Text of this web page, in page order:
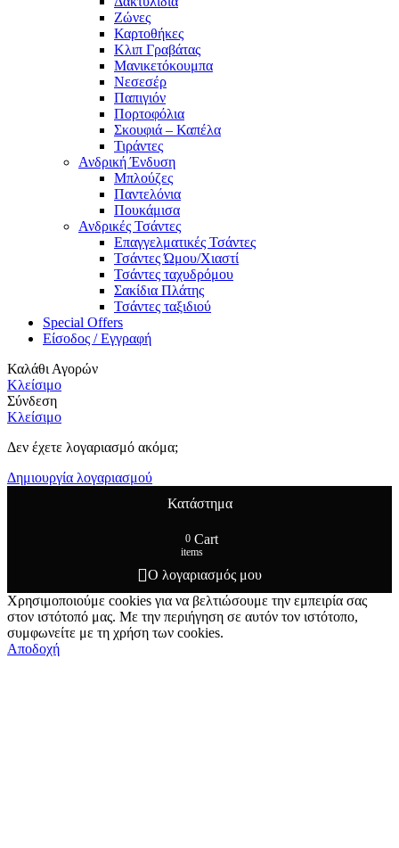
Ζώνες
Καρτοθήκες
Κλιπ Γραβάτας
Μανικετόκουμπα
Νεσεσέρ
Παπιγιόν
Πορτοφόλια
Σκουφιά – Καπέλα
Τιράντες
Ανδρική Ένδυση
Μπλούζες
Παντελόνια
Πουκάμισα
Ανδρικές Τσάντες
Επαγγελματικές Τσάντες
Τσάντες Ώμου/Χιαστί
Τσάντες ταχυδρόμου
Σακίδια Πλάτης
Τσάντες ταξιδιού
Special Offers
Είσοδος / Εγγραφή
Καλάθι Αγορών
Κλείσιμο
Σύνδεση
Κλείσιμο
Δεν έχετε λογαριασμό ακόμα;
Δημιουργία λογαριασμού
Κατάστημα
0
items
Cart
Ο λογαριασμός μου
Χρησιμοποιούμε cookies για να βελτιώσουμε την εμπειρία σας
στον ιστότοπό μας. Με την περιήγηση σε αυτόν τον ιστότοπο,
συμφωνείτε με τη χρήση των cookies.
Αποδοχή